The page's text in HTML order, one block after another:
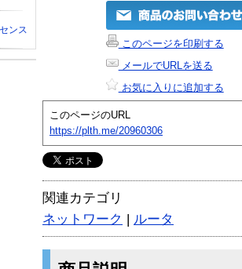
このページを印刷する
メールでURLを送る
お気に入りに追加する
このページのURL
https://plth.me/20960306
関連カテゴリ
ネットワーク | ルータ
ンス